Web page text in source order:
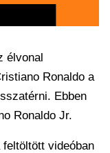
élvonal
Ronaldo a
Ebben
Ronaldo Jr.
videóban